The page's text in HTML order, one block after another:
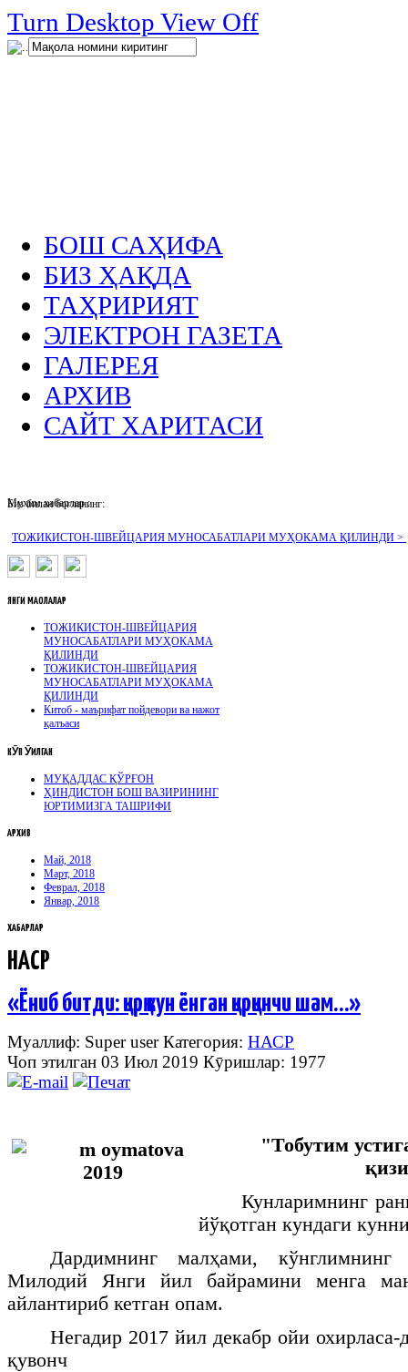
Turn Desktop View Off
.
БОШ САҲИФА
БИЗ ҲАҚДА
ТАҲРИРИЯТ
ЭЛЕКТРОН ГАЗЕТА
ГАЛЕРЕЯ
АРХИВ
САЙТ ХАРИТАСИ
Муҳим хабарлар :
ТОЖИКИСТОН-ШВЕЙЦАРИЯ МУНОСАБАТЛАРИ МУҲОКАМА ҚИЛИНДИ >
Биз билан боғланинг:
ЯНГИ МАҚОЛАЛАР
ТОЖИКИСТОН-ШВЕЙЦАРИЯ
МУНОСАБАТЛАРИ МУҲОКАМА
ҚИЛИНДИ
ТОЖИКИСТОН-ШВЕЙЦАРИЯ
МУНОСАБАТЛАРИ МУҲОКАМА
ҚИЛИНДИ
Китоб - маърифат пойдевори ва нажот
қалъаси
КӮП ӮҚИЛГАН
МУҚАДДАС ҚЎРҒОН
ҲИНДИСТОН БОШ ВАЗИРИНИНГ
ЮРТИМИЗГА ТАШРИФИ
АРХИВ
Май, 2018
Март, 2018
Феврал, 2018
Январ, 2018
ХАБАРЛАР
НАСР
«Ёниб битди: қирқ кун ёнган қирқинчи шам…»
Муаллиф: Super userКатегория: НАСР
Чоп этилган 03 Июл 2019 Кӯришлар: 1977
"Тобутим
Кунларимнинг
йўқотган кундаги
Дардимнинг малҳами, кўнглимнинг
Милодий Янги йил байрамини менга
айлантириб кетган опам.
Негадир 2017 йил декабр ойи
қувонч